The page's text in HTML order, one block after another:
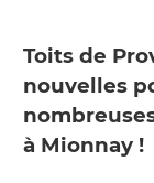
Toits de
nouvelles
à Mionnay !